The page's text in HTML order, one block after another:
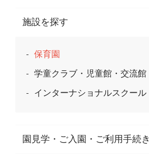
施設を探す
保育園
学童クラブ・児童館・交流館
インターナショナルスクール
園見学・ご入園・ご利用手続き